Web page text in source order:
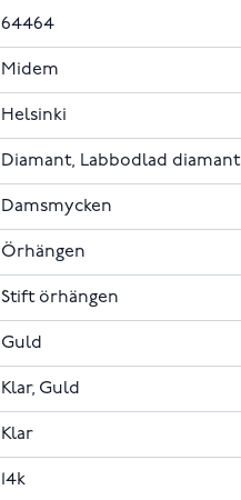
64464
Midem
Helsinki
Diamant, Labbodlad diamant
Damsmycken
Örhängen
Stift örhängen
Guld
Klar, Guld
Klar
14k